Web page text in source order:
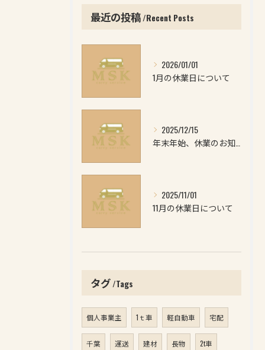
最近の投稿 Recent Posts
2026/01/01
1月の休業日について
2025/12/15
2025/11/01
11月の休業日について
タグ Tags
個人事業主 1ｔ車 軽自動車 宅配
千葉 運送 建材 長物 2t車